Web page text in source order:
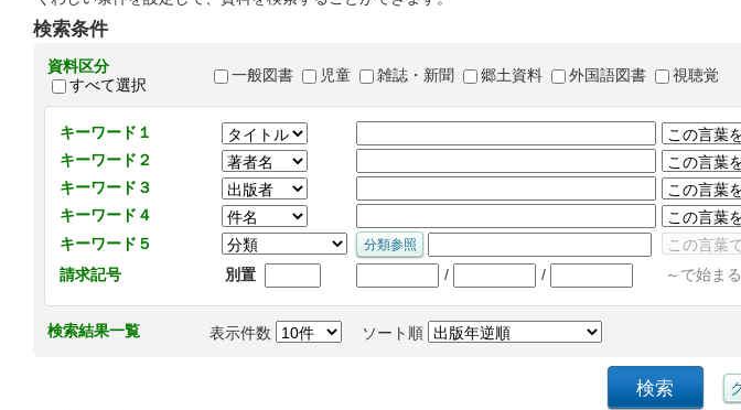
検索条件
資料区分
すべて選択
一般図書 児童 雑誌・新聞 郷土資料 外国語図書 視聴覚
キーワード１
キーワード２
キーワード３
キーワード４
キーワード５
請求記号
別置 / / ～で始まる
検索結果一覧 表示件数 ソート順